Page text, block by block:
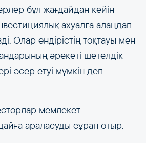
бұл жағдайдан кейін
ахуалға алаңдап
Олар өндірістің тоқтауы мен
әрекеті шетелдік
әсер етуі мүмкін деп
мемлекет
араласуды сұрап отыр.